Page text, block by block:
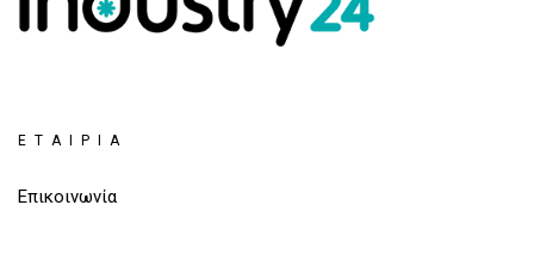
ΕΤΑΙΡΊΑ
Επικοινωνία